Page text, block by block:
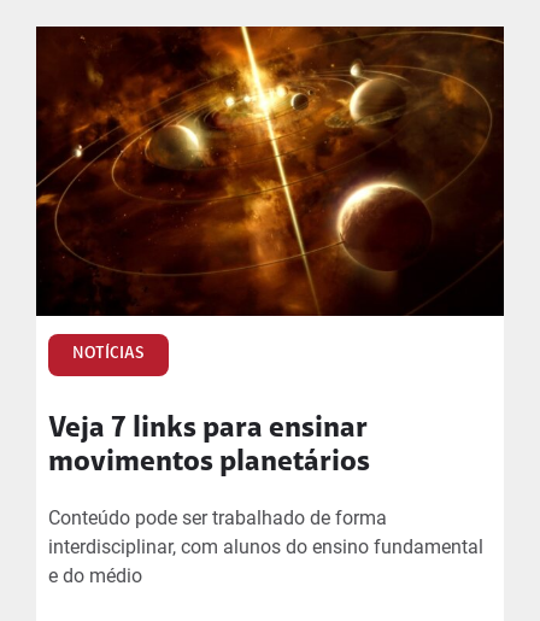
NOTÍCIAS
Veja 7 links para ensinar
movimentos planetários
Conteúdo pode ser trabalhado de forma
interdisciplinar, com alunos do ensino fundamental
e do médio